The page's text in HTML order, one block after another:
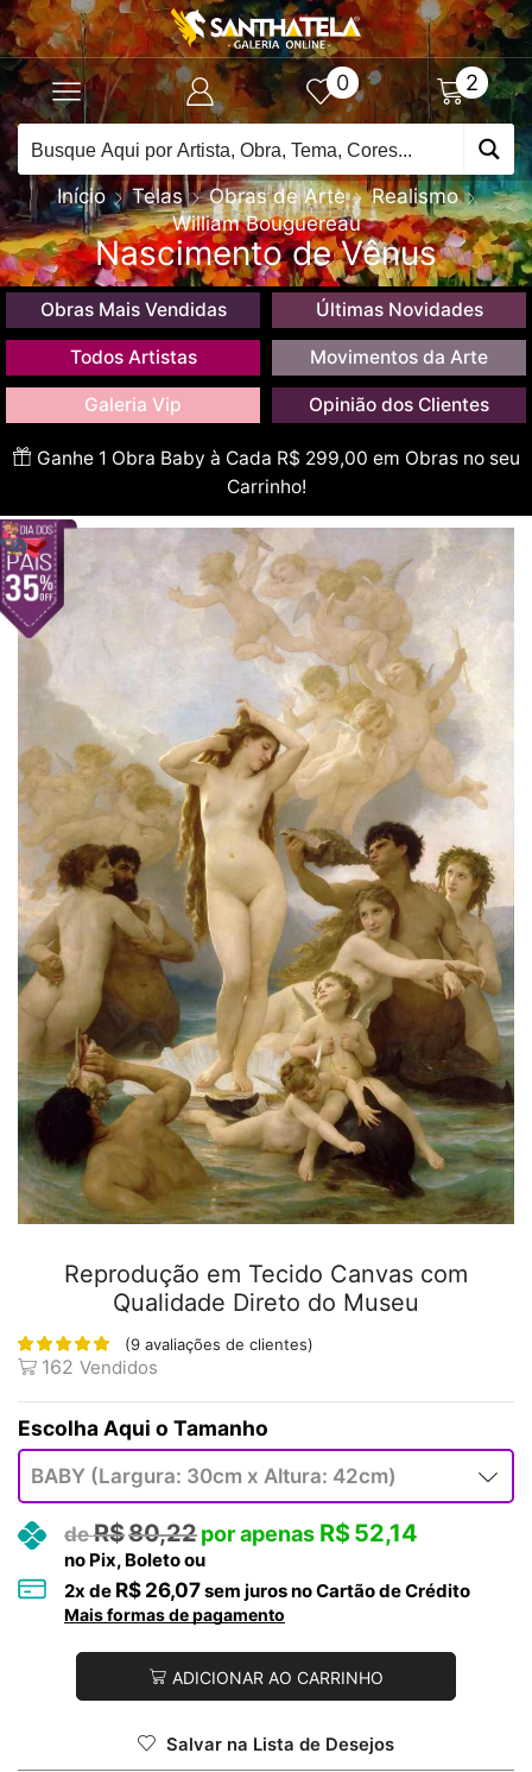
0 2
Início Telas Obras de Arte
Realismo
William Bouguereau
Nascimento de Vênus
Obras Mais Vendidas Últimas Novidades
Todos Artistas Movimentos da Arte
Galeria Vip Opinião dos Clientes
Ganhe 1 Obra Baby à Cada R$ 299,00 em Obras no seu
Carrinho!
Reprodução em Tecido Canvas com
Qualidade Direto do Museu
(9 avaliações de clientes)
162 Vendidos
Tamanho
R$80,22 R$52,14
no Pix, Boleto ou
2x de R$ 26,07sem juros no Cartão de Crédito
Mais formas de pagamento
ADICIONAR AO CARRINHO
Salvar na Lista de Desejos